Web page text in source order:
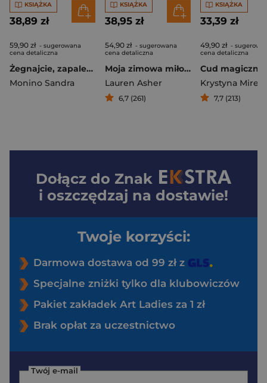
KSIĄŻKA
38,89 zł
59,90 zł - sugerowana
cena detaliczna
Żegnajcie, zapalenia!
Monino Sandra
KSIĄŻKA
38,95 zł
54,90 zł - sugerowana
cena detaliczna
Moja zimowa miłość
Lauren Asher
6,7 (261)
KSIĄŻKA
33,39 zł
49,90 zł -
cena detaliczna
Krystyna Mirek
7,7 (213)
Dołącz do Znak
i oszczędzaj na dostawie!
Twoje korzyści:
Darmowa dostawa od 99 zł z
Specjalne zniżki tylko dla klubowiczów
Pakiet zakładek Art Ladies za 1 zł
Brak opłat za uczestnictwo
Twój e-mail